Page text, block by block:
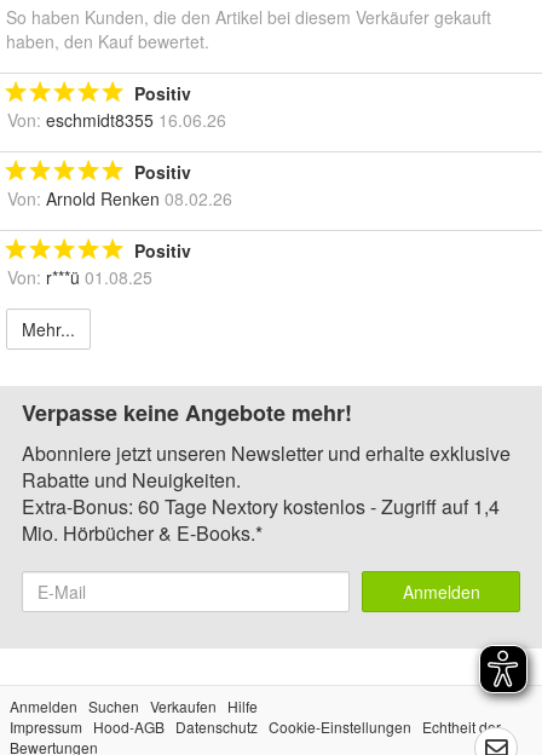
So haben Kunden, die den Artikel bei diesem Verkäufer gekauft
haben, den Kauf bewertet.
Positiv
Von: eschmidt8355 16.06.26
Positiv
Von: Arnold Renken 08.02.26
Positiv
Von: r***ü 01.08.25
Mehr...
Verpasse keine Angebote mehr!
Abonniere jetzt unseren Newsletter und erhalte exklusive
Rabatte und Neuigkeiten.
Extra-Bonus: 60 Tage Nextory kostenlos - Zugriff auf 1,4
Mio. Hörbücher & E-Books.*
Anmelden
Anmelden Suchen Verkaufen
Hilfe
Impressum
Hood-AGB Datenschutz Cookie-Einstellungen
Echtheit der
Bewertungen